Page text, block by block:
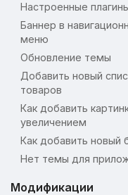
Настроенные
Баннер в
меню
Обновление темы
Добавить новый
товаров
Как добавить
увеличением
Как добавить новый
Нет темы для
Модификации